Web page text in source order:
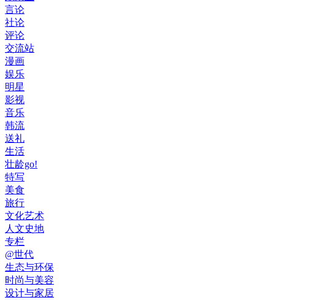
言论
社论
评论
交流站
漫画
娱乐
明星
影视
音乐
韩流
送礼
生活
壮龄go!
特写
美食
旅行
文化艺术
人文史地
专栏
@世代
生态与环保
时尚与美容
设计与家居